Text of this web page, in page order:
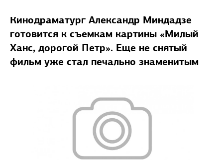
Кинодраматург Александр Миндадзе
готовится к съемкам картины «Милый
Ханс, дорогой Петр». Еще не снятый
фильм уже стал печально знаменитым